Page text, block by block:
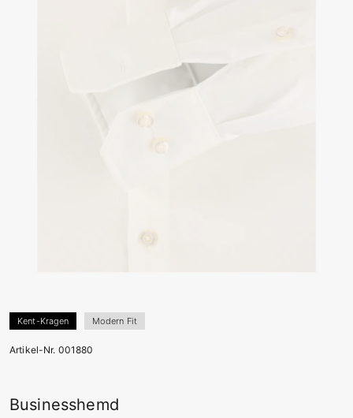
Kent-Kragen Modern Fit
Artikel-Nr. 001880
Businesshemd